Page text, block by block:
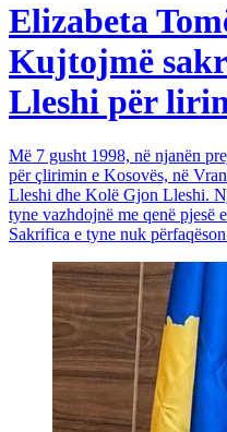
Elizabeta
Kujtojmë
Lleshi për
Më 7 gusht 1998, në njanën
për çlirimin e Kosovës, në
Lleshi dhe Kolë Gjon Lleshi.
tyne vazhdojnë me qenë pjesë
Sakrifica e tyne nuk